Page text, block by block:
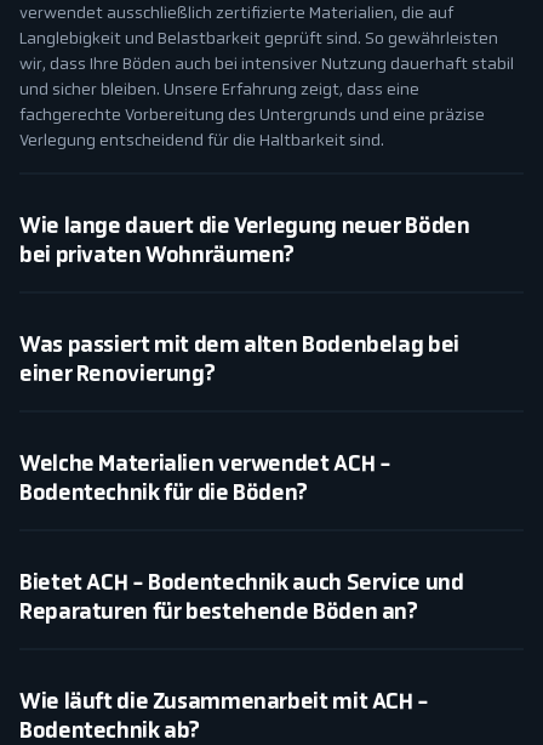
verwendet ausschließlich zertifizierte Materialien, die auf
Langlebigkeit und Belastbarkeit geprüft sind. So gewährleisten
wir, dass Ihre Böden auch bei intensiver Nutzung dauerhaft stabil
und sicher bleiben. Unsere Erfahrung zeigt, dass eine
fachgerechte Vorbereitung des Untergrunds und eine präzise
Verlegung entscheidend für die Haltbarkeit sind.
Wie lange dauert die Verlegung neuer Böden
bei privaten Wohnräumen?
Was passiert mit dem alten Bodenbelag bei
einer Renovierung?
Welche Materialien verwendet ACH -
Bodentechnik für die Böden?
Bietet ACH - Bodentechnik auch Service und
Reparaturen für bestehende Böden an?
Wie läuft die Zusammenarbeit mit ACH -
Bodentechnik ab?